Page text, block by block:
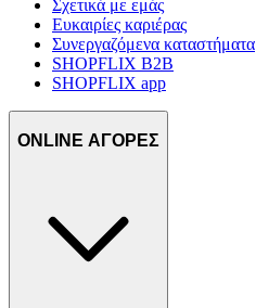
Σχετικά με εμάς
Ευκαιρίες καριέρας
Συνεργαζόμενα καταστήματα
SHOPFLIX B2B
SHOPFLIX app
ONLINE ΑΓΟΡΕΣ